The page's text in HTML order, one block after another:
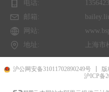
电话:
邮箱:
网站:
地址:
上海
沪公网安备31011702890249号
沪ICP备